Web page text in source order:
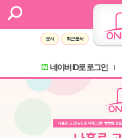
문서 최근 문서
네이버 ID로 로그인